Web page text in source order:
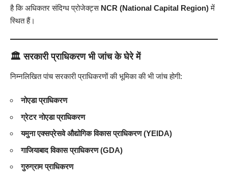
है कि अधिकतर संदिग्ध प्रोजेक्ट्स NCR (National Capital Region)में
स्थित हैं।
🏛️सरकारी प्राधिकरण भी जांच के घेरे में
निम्नलिखित पांच सरकारी प्राधिकरणों की भूमिका की भी जांच होगी:
नोएडा प्राधिकरण
ग्रेटर नोएडा प्राधिकरण
यमुना एक्सप्रेसवे औद्योगिक विकास प्राधिकरण (YEIDA)
गाजियाबाद विकास प्राधिकरण (GDA)
गुरुग्राम प्राधिकरण